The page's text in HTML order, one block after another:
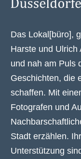
Das Lokal[büro],
Harste und Ulrich
und nah am Puls
Geschichten, die
schaffen. Mit
Fotografen und
Stadt erzählen.
Unterstützung